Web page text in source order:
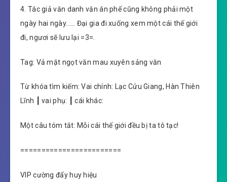
4. Tác giả văn danh văn án phế cũng không phải một
ngày hai ngày…… Đại gia đi xuống xem một cái thế giới
đi, ngươi sẽ lưu lại =3=.
Tag: Vả mặt ngọt văn mau xuyên sảng văn
Từ khóa tìm kiếm: Vai chính: Lạc Cửu Giang, Hàn Thiên
Lĩnh ┃ vai phụ: ┃ cái khác:
Một câu tóm tắt: Mỗi cái thế giới đều bị ta tô tạc!
========================
VIP cường đẩy huy hiệu